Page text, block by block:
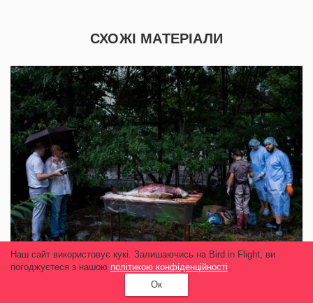
СХОЖІ МАТЕРІАЛИ
Мертві та бойові дельфіни: Як війна впливає
Наш сайт використовує кукі. Залишаючись на Bird in Flight, ви
погоджуєтеся з нашою політикою конфіденційності.
Ок